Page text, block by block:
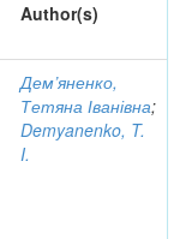
Author(s)
Дем’яненко,
Тетяна Іванівна;
Demyanenko, T.
I.